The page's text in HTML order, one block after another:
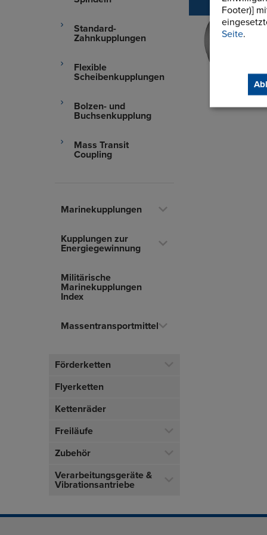
Footer)]
Seite.
Standard-
Zahnkupplungen
Flexible
Scheibenkupplungen
Bolzen- und
Buchsenkupplung
Mass Transit
Coupling
Marinekupplungen
Kupplungen zur
Energiegewinnung
Militärische
Marinekupplungen
Index
Massentransportmittel
Förderketten
Flyerketten
Kettenräder
Freiläufe
Zubehör
Verarbeitungsgeräte &
Vibrationsantriebe